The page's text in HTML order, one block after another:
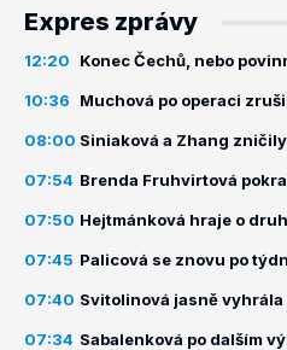
Expres zprávy
12:20 Konec Čechů, nebo
10:36 Muchová po operaci
08:00 Siniaková a Zhang
07:54 Brenda Fruhvirtová
07:50 Hejtmánková hraje o
07:45 Palicová se znovu po
07:40 Svitolinová jasně vyhrála
07:34 Sabalenková po dalším